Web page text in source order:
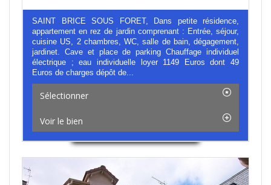
SAINT BRICE SOUS FORET, Dans petite résidence,
appartement en rez de jardin comprenant : Entrée, séjour,
cuisine US, 2 chambres, WC, salle de bain, dégagement,
jardinet. Cave et place de parking Chauffage individuel
électrique ; eau individuelle loyer 1149 Euros dont 49
Euros de charges dépôt de...
Sélectionner
Voir le bien